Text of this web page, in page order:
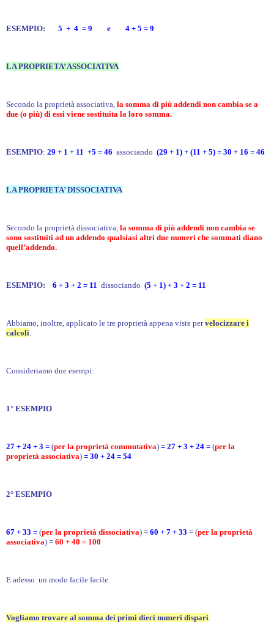
ESEMPIO: 5 + 4 = 9 e 4 + 5 = 9
LA PROPRIETA’ ASSOCIATIVA
Secondo la proprietà associativa, la somma di più addendi non cambia se a
due (o più) di essi viene sostituita la loro somma.
ESEMPIO: 29 + 1 + 11 +5 = 46 associando (29 + 1) + (11 + 5) = 30 + 16 = 46
LA PROPRIETA’ DISSOCIATIVA
Secondo la proprietà dissociativa, la somma di più addendi non cambia se
sono sostituiti ad un addendo qualsiasi altri due numeri che sommati diano
quell’addendo.
ESEMPIO: 6 + 3 + 2 = 11 dissociando (5 + 1) + 3 + 2 = 11
Abbiamo, inoltre, applicato le tre proprietà appena viste pervelocizzare i
calcoli.
Consideriamo due esempi:
1° ESEMPIO
27 + 24 + 3 = (per la proprietà commutativa) = 27 + 3 + 24 = (per la
proprietà associativa) = 30 + 24 = 54
2° ESEMPIO
67 + 33 = (per la proprietà dissociativa) = 60 + 7 + 33 = (per la proprietà
associativa) = 60 + 40 = 100
E adesso un modo facile facile.
Vogliamo trovare al somma dei primi dieci numeri dispari.